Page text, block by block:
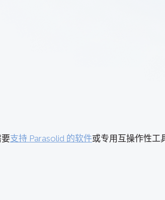
支持 Parasolid 的软件或专用互操作性工